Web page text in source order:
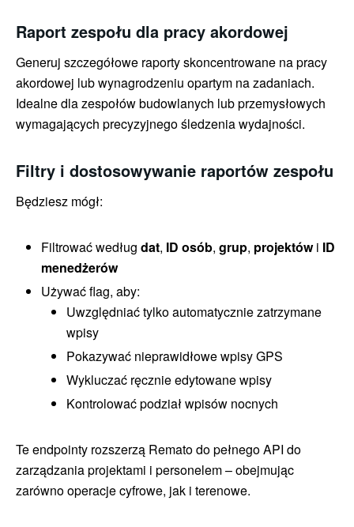
Raport zespołu dla pracy akordowej
Generuj szczegółowe raporty skoncentrowane na pracy
akordowej lub wynagrodzeniu opartym na zadaniach.
Idealne dla zespołów budowlanych lub przemysłowych
wymagających precyzyjnego śledzenia wydajności.
Filtry i dostosowywanie raportów zespołu
Będziesz mógł:
Filtrować według dat, ID osób, grup, projektówi ID
menedżerów
Używać flag, aby:
Uwzględniać tylko automatycznie zatrzymane
wpisy
Pokazywać nieprawidłowe wpisy GPS
Wykluczać ręcznie edytowane wpisy
Kontrolować podział wpisów nocnych
Te endpointy rozszerzą Remato do pełnego API do
zarządzania projektami i personelem – obejmując
zarówno operacje cyfrowe, jak i terenowe.